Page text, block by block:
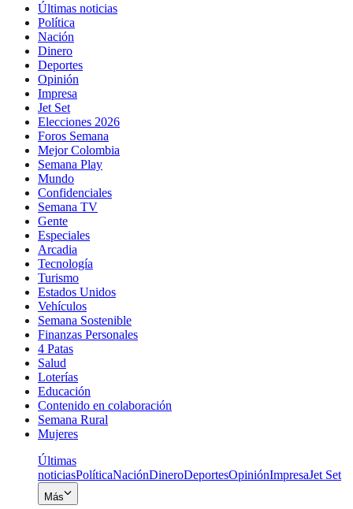
Últimas noticias
Política
Nación
Dinero
Deportes
Opinión
Impresa
Jet Set
Elecciones 2026
Foros Semana
Mejor Colombia
Semana Play
Mundo
Confidenciales
Semana TV
Gente
Especiales
Arcadia
Tecnología
Turismo
Estados Unidos
Vehículos
Semana Sostenible
Finanzas Personales
4 Patas
Salud
Loterías
Educación
Contenido en colaboración
Semana Rural
Mujeres
Últimas
noticiasPolíticaNaciónDineroDeportesOpiniónImpresaJet Set
Más